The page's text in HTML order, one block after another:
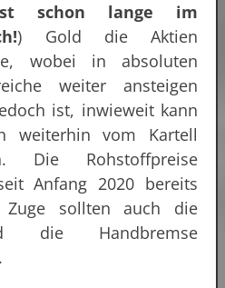
ist schon lange im
) Gold die Aktien
wobei in absoluten
weiter ansteigen
ist, inwieweit kann
weiterhin vom Kartell
Die Rohstoffpreise
Anfang 2020 bereits
sollten auch die
die Handbremse